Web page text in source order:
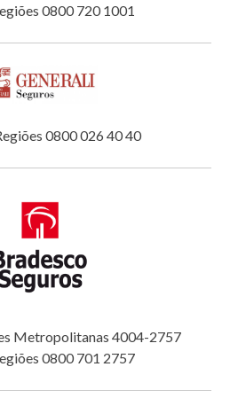
0800 720 1001
0800 026 40 40
Metropolitanas 4004-2757
0800 701 2757